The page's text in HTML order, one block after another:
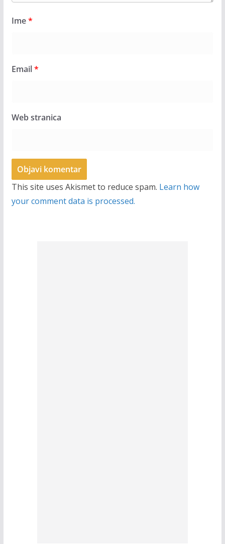
Ime*
Email*
Web stranica
This site uses Akismet to reduce spam. Learn how
your comment data is processed.